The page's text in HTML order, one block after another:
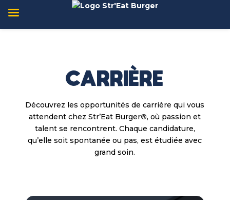
CARRIÈRE
Découvrez les opportunités de carrière qui vous
attendent chezStr’Eat Burger®, où passion et
talent se rencontrent. Chaque candidature,
qu’elle soit spontanée ou pas, est étudiée avec
grand soin.